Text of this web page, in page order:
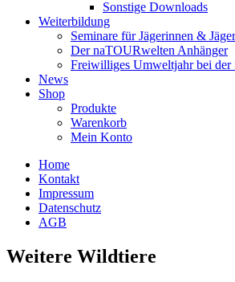
Sonstige Downloads
Weiterbildung
Seminare für Jägerinnen & Jäger
Der naTOURwelten Anhänger
Freiwilliges Umweltjahr bei der
News
Shop
Produkte
Warenkorb
Mein Konto
Home
Kontakt
Impressum
Datenschutz
AGB
Weitere Wildtiere